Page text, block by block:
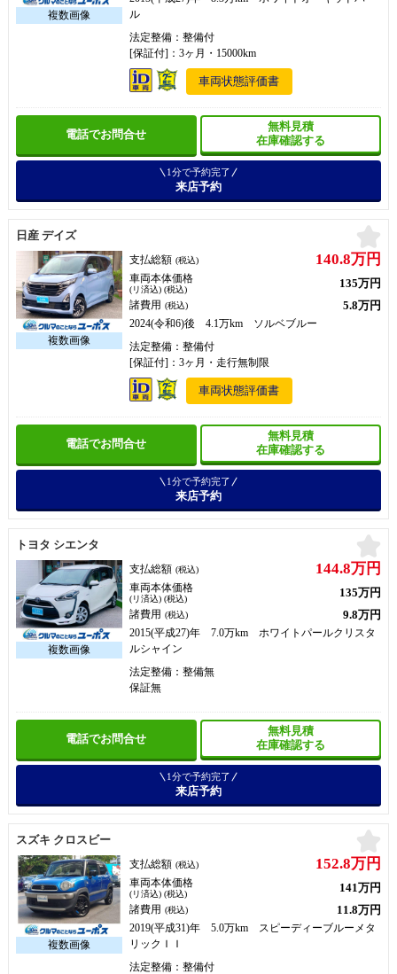
ル
法定整備：整備付
[保証付]：3ヶ月・15000km
車両状態評価書
電話でお問合せ
無料見積
在庫確認する
1分で予約完了
来店予約
日産 デイズ
支払総額 (税込) 140.8万円
車両本体価格
(リ済込) (税込) 135万円
諸費用 (税込) 5.8万円
2024(令和6)後 4.1万km ソルベブルー
法定整備：整備付
[保証付]：3ヶ月・走行無制限
車両状態評価書
電話でお問合せ
無料見積
在庫確認する
1分で予約完了
来店予約
トヨタ シエンタ
支払総額 (税込) 144.8万円
車両本体価格
(リ済込) (税込) 135万円
諸費用 (税込) 9.8万円
2015(平成27)年 7.0万km ホワイトパールクリスタ
ルシャイン
法定整備：整備無
保証無
電話でお問合せ
無料見積
在庫確認する
1分で予約完了
来店予約
スズキ クロスビー
支払総額 (税込) 152.8万円
車両本体価格
(リ済込) (税込) 141万円
諸費用 (税込) 11.8万円
2019(平成31)年 5.0万km スピーディーブルーメタ
リックＩＩ
法定整備：整備付